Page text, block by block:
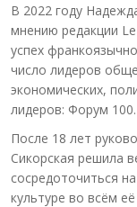
В 2022 году
мнению редакции
успех
число лидеров
экономических,
лидеров: Форум 100.
После 18 лет
Сикорская решила
сосредоточиться
культуре во всём